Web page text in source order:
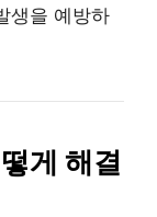
생을 예방하
게 해결